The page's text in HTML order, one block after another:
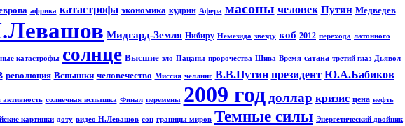
африка катастрофа экономика кудрин Афера масоны человек Путин Медведев
Мидгард-Земля Нибиру Немезида звезду коб 2012 перехода латонного
катастрофы солнце Высшие зло Пацаны пророчества Шива Время сатана третий глаз Дьявол
революция Вспышки человечество Миссия челлинг В.В.Путин президент Ю.А.Бабиков
активность солнечная вспышка Финал перемены 2009 год доллар кризис цена нефть
картинки доту видео Н.Левашов сон границы миров Темные силы Энергетический двойник